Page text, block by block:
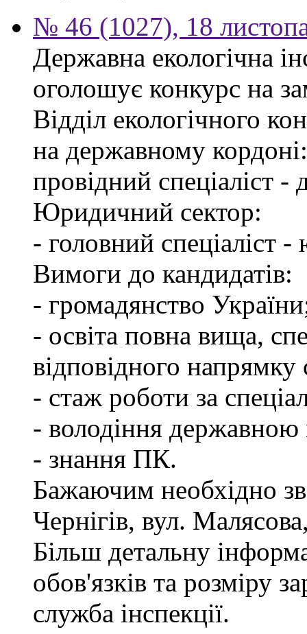
№ 46 (1027), 18
Державна екологічна
оголошує конкурс на
Відділ екологічного
на державному кордоні:
провідний спеціаліст
Юридичний сектор:
- головний спеціаліст
Вимоги до кандидатів:
- громадянство
- освіта повна вища,
відповідного
- стаж роботи за
- володіння
- знання ПК.
Бажаючим необхідно
Чернігів, вул.
Більш детальну
обов'язків та розміру
служба інспекції.